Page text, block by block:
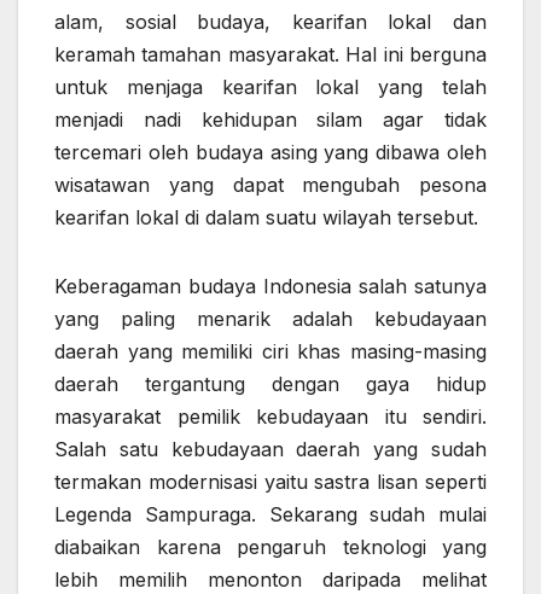
alam, sosial budaya, kearifan lokal dan
keramah tamahan masyarakat. Hal ini berguna
untuk menjaga kearifan lokal yang telah
menjadi nadi kehidupan silam agar tidak
tercemari oleh budaya asing yang dibawa oleh
wisatawan yang dapat mengubah pesona
kearifan lokal di dalam suatu wilayah tersebut.
Keberagaman budaya Indonesia salah satunya
yang paling menarik adalah kebudayaan
daerah yang memiliki ciri khas masing-masing
daerah tergantung dengan gaya hidup
masyarakat pemilik kebudayaan itu sendiri.
Salah satu kebudayaan daerah yang sudah
termakan modernisasi yaitu sastra lisan seperti
Legenda Sampuraga. Sekarang sudah mulai
diabaikan karena pengaruh teknologi yang
lebih memilih menonton daripada melihat